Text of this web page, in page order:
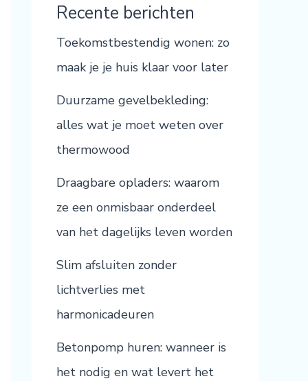
Recente berichten
Toekomstbestendig wonen: zo
maak je je huis klaar voor later
Duurzame gevelbekleding:
alles wat je moet weten over
thermowood
Draagbare opladers: waarom
ze een onmisbaar onderdeel
van het dagelijks leven worden
Slim afsluiten zonder
lichtverlies met
harmonicadeuren
Betonpomp huren: wanneer is
het nodig en wat levert het